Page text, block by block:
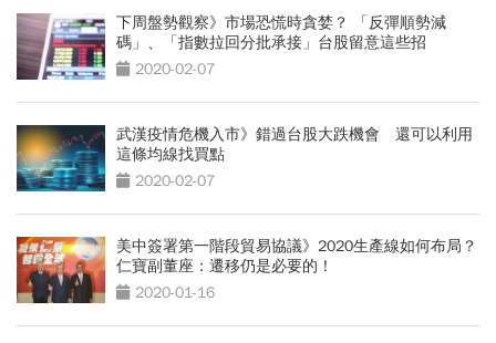
下周盤勢觀察》市場恐慌時貪婪？ 「反彈順勢減
碼」、「指數拉回分批承接」台股留意這些招
2020-02-07
武漢疫情危機入市》錯過台股大跌機會 還可以利用
這條均線找買點
2020-02-07
美中簽署第一階段貿易協議》2020生產線如何布局？
仁寶副董座：遷移仍是必要的！
2020-01-16